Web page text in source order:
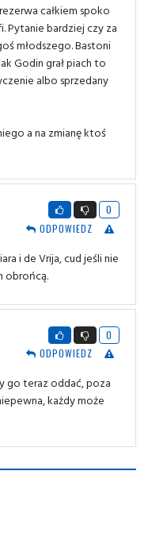
całkiem spoko
Pytanie bardziej czy za
młodszego. Bastoni
Godin grał piach to
albo sprzedany
a na zmianę ktoś
0
ODPOWIEDZ
i de Vrija, cud jeśli nie
obrońcą.
0
ODPOWIEDZ
go teraz oddać, poza
każdy może